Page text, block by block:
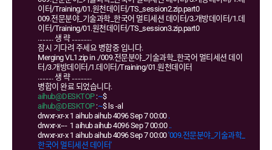
이터/Training/01.원천데이터/TS_session2.zip.part0
009.전문분야_기술과학_한국어 멀티세션 데이터/3.개방데이터/1.데
이터/Training/01.원천데이터/TS_session3.zip.part0
.......... 생 략 .............
잠시 기다려 주세요 병합중 입니다.
Merging VL1.zip in ./009.전문분야_기술과학_한국어 멀티세션 데이
터/3.개방데이터/1.데이터/Training/01.원천데이터
.......... 생 략 .............
병합이 완료 되었습니다.
aihub@DESKTOP:~$
aihub@DESKTOP:~$ ls -al
drwxr-xr-x 1 aihub aihub 4096 Sep 7 00:00 .
drwxr-x--- 1 aihub aihub 4096 Sep 7 00:00 ..
drwxr-xr-x 1 aihub aihub 4096 Sep 7 00:00'009.전문분야_기술과학_
한국어 멀티세션 데이터'